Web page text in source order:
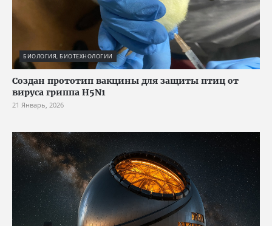
БИОЛОГИЯ, БИОТЕХНОЛОГИИ
Создан прототип вакцины для защиты птиц от
вируса гриппа H5N1
21 Январь, 2026